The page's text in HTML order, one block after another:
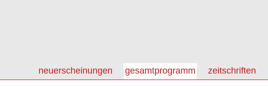
neuerscheinungen gesamtprogramm zeitschriften